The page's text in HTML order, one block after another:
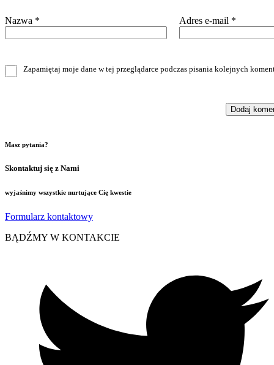
Nazwa * Adres e-mail *
Zapamiętaj moje dane w tej przeglądarce podczas pisania kolejnych
Masz pytania?
Skontaktuj się z Nami
wyjaśnimy wszystkie nurtujące Cię kwestie
Formularz kontaktowy
BĄDŹMY W KONTAKCIE